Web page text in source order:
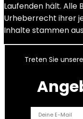
Laufenden hält. Alle
Urheberrecht ihrer
Inhalte stammen
Treten Sie